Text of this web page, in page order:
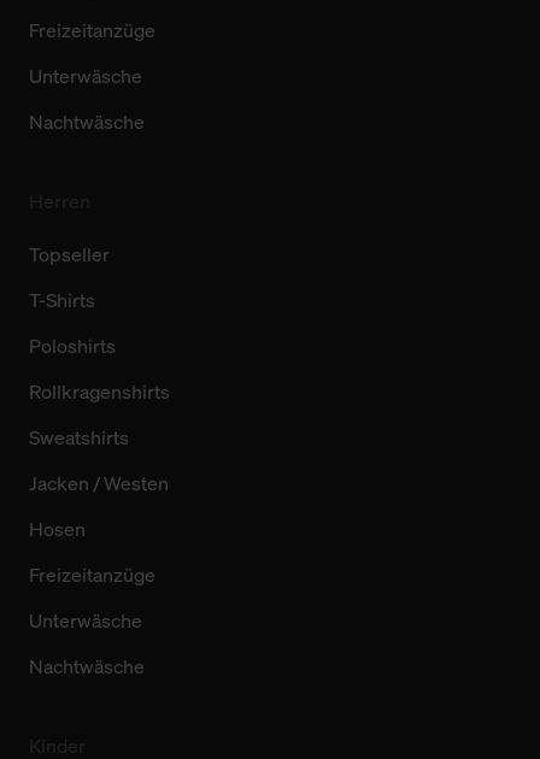
Freizeitanzüge
Unterwäsche
Nachtwäsche
Topseller
T-Shirts
Poloshirts
Rollkragenshirts
Sweatshirts
Jacken / Westen
Hosen
Freizeitanzüge
Unterwäsche
Nachtwäsche